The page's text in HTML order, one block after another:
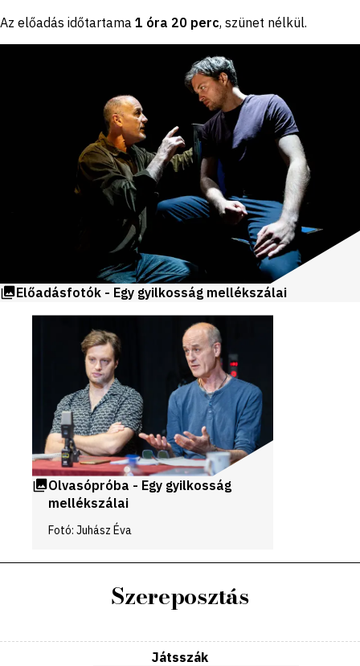
Az előadás időtartama 1 óra 20 perc, szünet nélkül.
Előadásfotók - Egy gyilkosság mellékszálai
Videók
Olvasópróba - Egy gyilkosság
mellékszálai
Fotó: Juhász Éva
Szereposztás
Játsszák